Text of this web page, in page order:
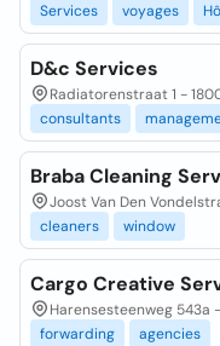
Services
voyages
D&c Services
Radiatorenstraat 1 -
consultants
Braba Cleaning
Joost Van Den
cleaners
window
Cargo Creative
Harensesteenweg 543a
forwarding
agencies